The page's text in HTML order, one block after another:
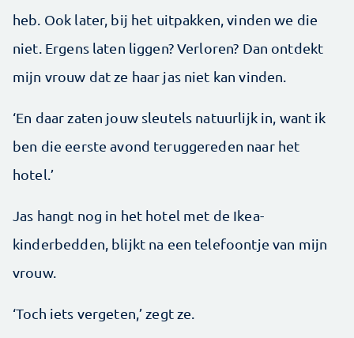
heb. Ook later, bij het uitpakken, vinden we die
niet. Ergens laten liggen? Verloren? Dan ontdekt
mijn vrouw dat ze haar jas niet kan vinden.
‘En daar zaten jouw sleutels natuurlijk in, want ik
ben die eerste avond teruggereden naar het
hotel.’
Jas hangt nog in het hotel met de Ikea-
kinderbedden, blijkt na een telefoontje van mijn
vrouw.
‘Toch iets vergeten,’ zegt ze.